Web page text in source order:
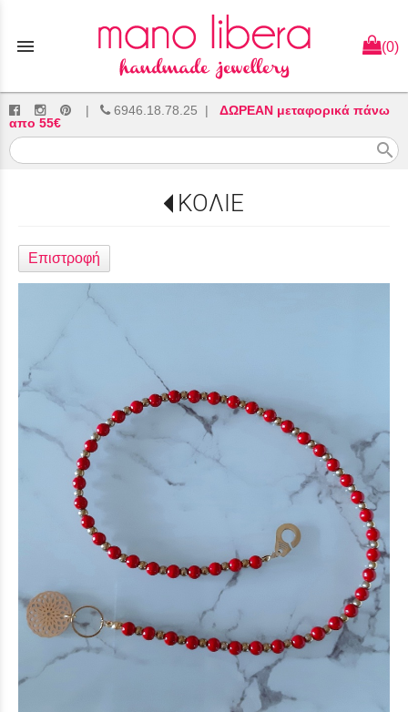
menu (0)
| 6946.18.78.25 | ΔΩΡΕΑΝ μεταφορικά πάνω
απο 55€
search
ΚΟΛΙΕ
Επιστροφή